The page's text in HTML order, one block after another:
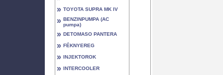
» TOYOTA SUPRA MK IV
» BENZINPUMPA (AC
pumpa)
» DETOMASO PANTERA
» FÉKNYEREG
» INJEKTOROK
» INTERCOOLER